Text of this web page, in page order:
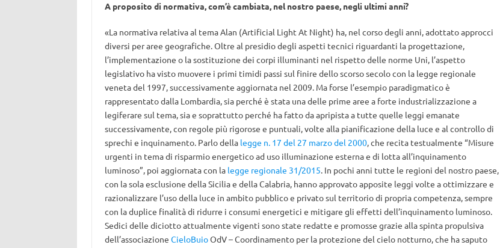
A proposito di normativa, com’è cambiata, nel nostro paese, negli ultimi anni?
«La normativa relativa al tema Alan (Artificial Light At Night) ha, nel corso degli anni, adottato approcci
diversi per aree geografiche. Oltre al presidio degli aspetti tecnici riguardanti la progettazione,
l’implementazione o la sostituzione dei corpi illuminanti nel rispetto delle norme Uni, l’aspetto
legislativo ha visto muovere i primi timidi passi sul finire dello scorso secolo con la legge regionale
veneta del 1997, successivamente aggiornata nel 2009. Ma forse l’esempio paradigmatico è
rappresentato dalla Lombardia, sia perché è stata una delle prime aree a forte industrializzazione a
legiferare sul tema, sia e soprattutto perché ha fatto da apripista a tutte quelle leggi emanate
successivamente, con regole più rigorose e puntuali, volte alla pianificazione della luce e al controllo di
sprechi e inquinamento. Parlo della legge n. 17 del 27 marzo del 2000, che recita testualmente “Misure
urgenti in tema di risparmio energetico ad uso illuminazione esterna e di lotta all’inquinamento
luminoso”, poi aggiornata con la legge regionale 31/2015. In pochi anni tutte le regioni del nostro paese,
con la sola esclusione della Sicilia e della Calabria, hanno approvato apposite leggi volte a ottimizzare e
razionalizzare l’uso della luce in ambito pubblico e privato sul territorio di propria competenza, sempre
con la duplice finalità di ridurre i consumi energetici e mitigare gli effetti dell’inquinamento luminoso.
Sedici delle diciotto attualmente vigenti sono state redatte e promosse grazie alla spinta propulsiva
dell’associazione CieloBuioOdV – Coordinamento per la protezione del cielo notturno, che ha saputo